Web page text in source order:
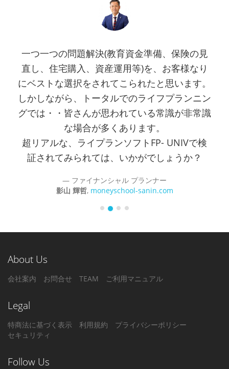
一つ一つの問題解決(教育資金準備、保険の見
直し、住宅購入、資産運用等)を、お客様なり
にベストな選択をされてこられたと思います。
しかしながら、トータルでのライフプランニン
グでは・・皆さんが思われている常識が非常識
な場合が多くあります。
超リアルな、ライプランソフトFP- UNIVで検
証されてみられては、いかがでしょうか？
ファイナンシャル プランナー
影山 輝哲, moneyschool-sanin.com
About Us
会社案内 お問合せ TEAM ご利用マニュアル
Legal
特商法に基づく表示 利用規約
プライバシーポリシー
セキュリティ
Follow Us